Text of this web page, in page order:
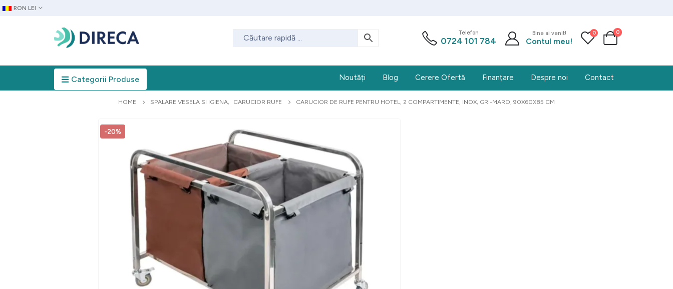
RON LEI
Telefon
0724 101 784
Bine ai venit!
Contul meu!
0 0
Categorii Produse Noutăți Blog Cerere Ofertă Finanțare Despre noi Contact
HOME SPALARE VESELA SI IGIENA, CARUCIOR RUFE CARUCIOR DE RUFE PENTRU HOTEL, 2 COMPARTIMENTE, INOX, GRI-MARO, 90X60X85 CM
-20%